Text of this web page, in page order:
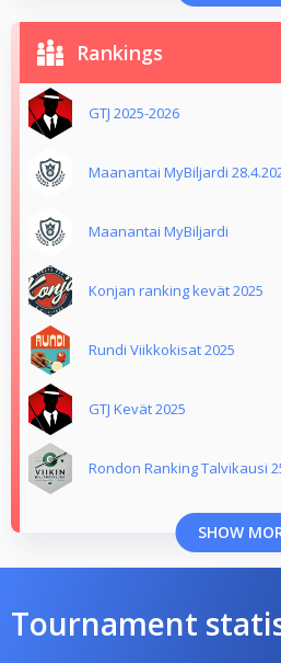
Rankings
GTJ 2025-2026
Maanantai MyBiljardi
Maanantai MyBiljardi
Konjan ranking kevät 2025
Rundi Viikkokisat 2025
GTJ Kevät 2025
Rondon Ranking Talvikausi
SHOW
Tournament